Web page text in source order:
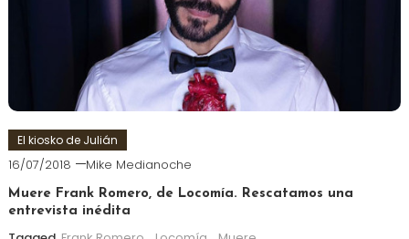
El kiosko de Julián
16/07/2018 Mike Medianoche
Muere Frank Romero, de Locomía. Rescatamos una
entrevista inédita